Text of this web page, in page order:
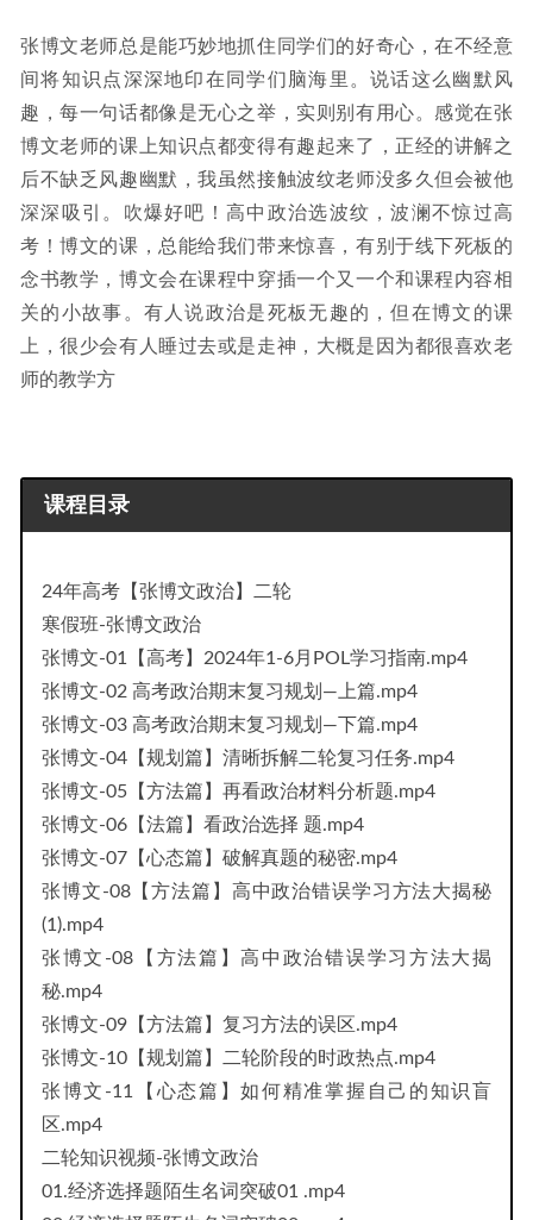
张博文老师总是能巧妙地抓住同学们的好奇心，在不经意
间将知识点深深地印在同学们脑海里。说话这么幽默风
趣，每一句话都像是无心之举，实则别有用心。感觉在张
博文老师的课上知识点都变得有趣起来了，正经的讲解之
后不缺乏风趣幽默，我虽然接触波纹老师没多久但会被他
深深吸引。吹爆好吧！高中政治选波纹，波澜不惊过高
考！博文的课，总能给我们带来惊喜，有别于线下死板的
念书教学，博文会在课程中穿插一个又一个和课程内容相
关的小故事。有人说政治是死板无趣的，但在博文的课
上，很少会有人睡过去或是走神，大概是因为都很喜欢老
师的教学方
课程目录
24年高考【张博文政治】二轮
寒假班-张博文政治
张博文-01【高考】2024年1-6月POL学习指南.mp4
张博文-02 高考政治期末复习规划—上篇.mp4
张博文-03 高考政治期末复习规划—下篇.mp4
张博文-04【规划篇】清晰拆解二轮复习任务.mp4
张博文-05【方法篇】再看政治材料分析题.mp4
张博文-06【法篇】看政治选择 题.mp4
张博文-07【心态篇】破解真题的秘密.mp4
张博文-08【方法篇】高中政治错误学习方法大揭秘
(1).mp4
张博文-08【方法篇】高中政治错误学习方法大揭
秘.mp4
张博文-09【方法篇】复习方法的误区.mp4
张博文-10【规划篇】二轮阶段的时政热点.mp4
张博文-11【心态篇】如何精准掌握自己的知识盲
区.mp4
二轮知识视频-张博文政治
01.经济选择题陌生名词突破01 .mp4